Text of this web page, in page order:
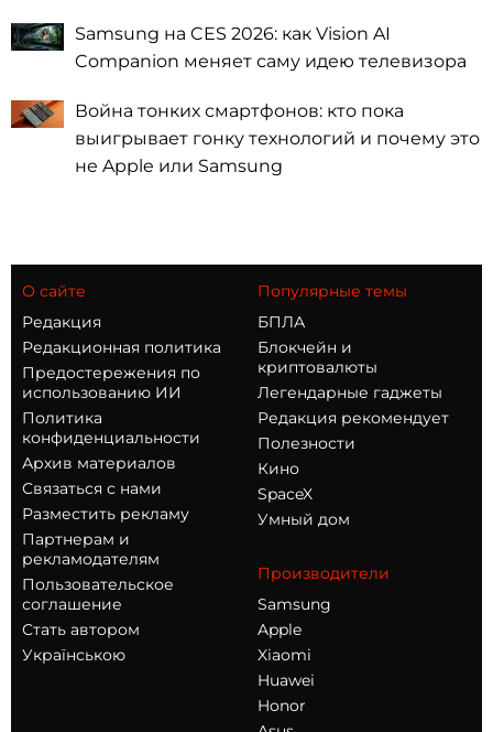
Samsung на CES 2026: как Vision AI
Companion меняет саму идею телевизора
Война тонких смартфонов: кто пока
выигрывает гонку технологий и почему это
не Apple или Samsung
О сайте
Редакция
Редакционная политика
Предостережения по
использованию ИИ
Политика
конфиденциальности
Архив материалов
Связаться с нами
Разместить рекламу
Партнерам и
рекламодателям
Пользовательское
соглашение
Стать автором
Українською
Популярные темы
БПЛА
Блокчейн и
криптовалюты
Легендарные гаджеты
Редакция рекомендует
Полезности
Кино
SpaceX
Умный дом
Производители
Samsung
Apple
Xiaomi
Huawei
Honor